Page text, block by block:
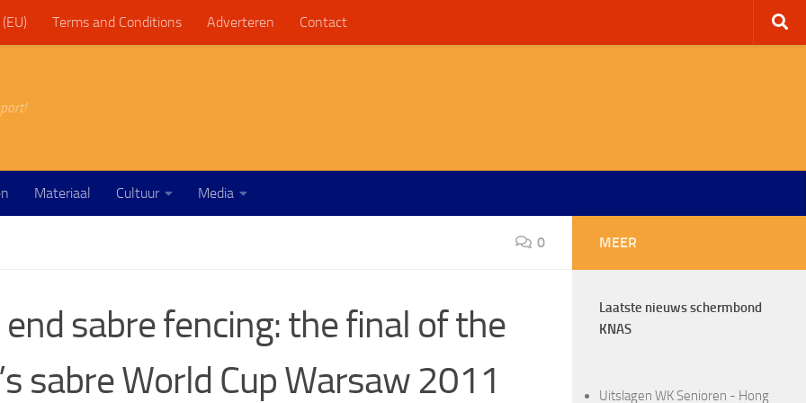
Terms and Conditions Adverteren Contact
Materiaal Cultuur Media
0
end sabre fencing: the final of the
sabre World Cup Warsaw 2011
MEER
Laatste nieuws schermbond
KNAS
Uitslagen WK Senioren - Hong